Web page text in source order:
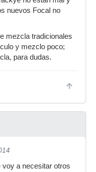
nuevos Focal no
mezcla tradicionales
y mezclo poco;
para dudas.
voy a necesitar otros